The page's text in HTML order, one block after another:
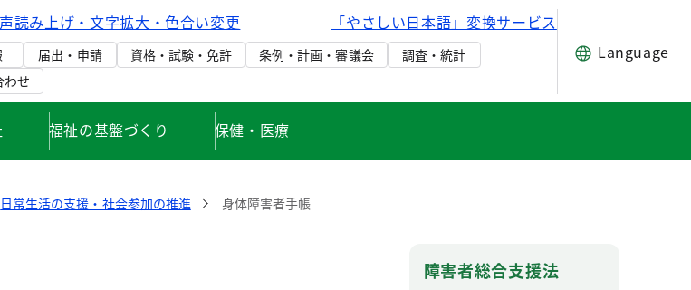
読み上げ・文字拡大・色合い変更 「やさしい日本語」変換サービス
届出・申請 資格・試験・免許 条例・計画・審議会
調査・統計
わせ
Language
福祉の基盤づくり 保健・医療
日常生活の支援・社会参加の推進 身体障害者手帳
障害者総合支援法